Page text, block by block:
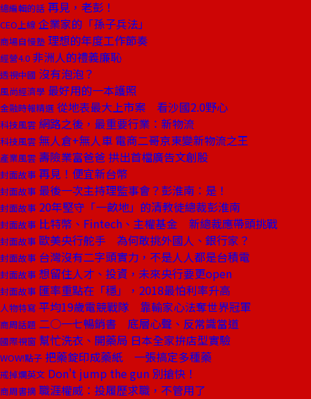
總編輯的話 再見，老彭！
CEO上線 企業家的「孫子兵法」
商場自慢塾 理想的年度工作節奏
經營4.0 非洲人的禮義廉恥
透視中國 沒有泡泡？
風尚經濟學 最好用的一本護照
金融時報精選 從地表最大上市案 看沙國2.0野心
科技風雲 網路之後，最重要行業：新物流
科技風雲 無人倉+無人車 電商二哥京東變新物流之王
產業風雲 壽險業富爸爸 拱出首檔廣告文創股
封面故事 再見！便宜新台幣
封面故事 最後一次主持理監事會？彭淮南：是！
封面故事 20年堅守「一畝地」的清教徒總裁彭淮南
封面故事 比特幣、Fintech、主權基金 新總裁應帶頭挑戰
封面故事 歐美央行舵手 為何敢挑外國人、銀行家？
封面故事 台灣沒有二字頭實力，不是人人都是台積電
封面故事 想留住人才、投資，未來央行要更open
封面故事 匯率重點在「穩」，2018最怕利率升高
人物特寫 平均19歲電競戰隊 靠輸家心法奪世界冠軍
商周話題 二○一七暢銷書 底層心聲、反常識當道
國際視窗 幫忙洗衣、開藥局 日本全家拚店型實驗
WOW!點子 把藥錠印成藥紙 一張搞定多種藥
戒掉爛英文 Don't jump the gun 別搶快！
商周書摘 職涯權威：投履歷求職，不管用了